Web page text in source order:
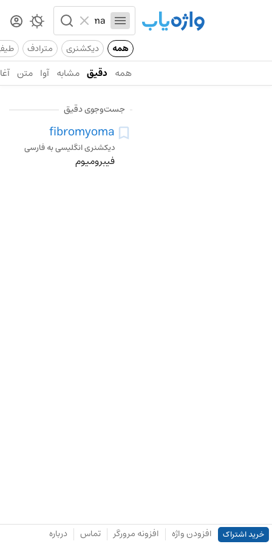
همه دیکشنری مترادف
همه دقیق مشابه آوا متن
جست‌وجوی دقیق
fibromyoma
دیکشنری انگلیسی به فارسی
فیبرومیوم
خرید اشتراک افزودن واژه افزونه مرورگر تماس درباره